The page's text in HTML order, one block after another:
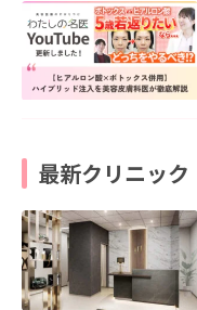
最新クリニック